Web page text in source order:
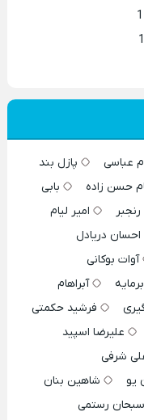
عباسی
پازل بند
حسن زاده
بابی
امیر لیام
احسان دریادل
آوات بوکانی
آبراهام
فرشید حکمتی
علیرضا اسپید
شرفی
یو
شاهین بنان
سبحان رستمی